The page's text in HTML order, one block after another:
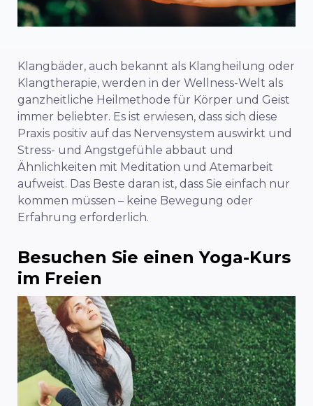
Klangbäder, auch bekannt als Klangheilung oder
Klangtherapie, werden in der Wellness-Welt als
ganzheitliche Heilmethode für Körper und Geist
immer beliebter. Es ist erwiesen, dass sich diese
Praxis positiv auf das Nervensystem auswirkt und
Stress- und Angstgefühle abbaut und
Ähnlichkeiten mit Meditation und Atemarbeit
aufweist. Das Beste daran ist, dass Sie einfach nur
kommen müssen – keine Bewegung oder
Erfahrung erforderlich.
Besuchen Sie einen Yoga-Kurs
im Freien